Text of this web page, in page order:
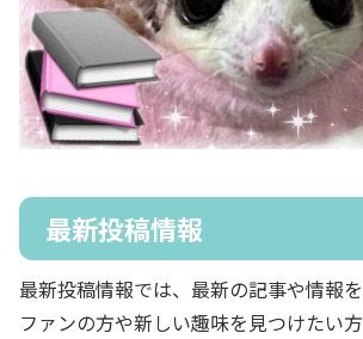
最新投稿情報
最新投稿情報では、最新の記事や情報を
ファンの方や新しい趣味を見つけたい